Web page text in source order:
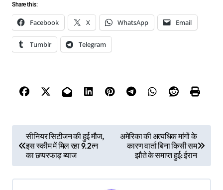
Share this:
Facebook X WhatsApp Email
Tumblr Telegram
s
t
सीनियर सिटीजन की हुई मौज,
इस स्कीम में मिल रहा 9.2त्न
का छप्परफाड़ ब्याज
अमेरिका की अत्यधिक मांगों के
कारण वार्ता बिना किसी सम
झौते के समाप्त हुई: ईरान